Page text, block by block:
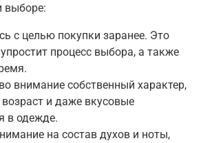
выборе:
с целью покупки заранее. Это
процесс выбора, а также
внимание собственный характер,
и даже вкусовые
в одежде.
на состав духов и ноты,